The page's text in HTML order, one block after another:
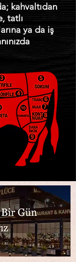
kahvaltıdan
tatlı
ya da iş